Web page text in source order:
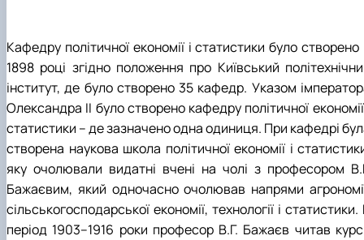
Кафедру політичної економії і статистики було створено
1898 році згідно положення про Київський
інститут, де було створено 35 кафедр. Указом
Олександра ІІ було створено кафедру політичної економії
статистики – де зазначено одна одиниця. При кафедрі
створена наукова школа політичної економії і
яку очолювали видатні вчені на чолі з професором
Бажаєвим, який одночасно очолював напрями
сільськогосподарської економії, технології і статистики.
період 1903–1916 роки професор В.Г. Бажаєв читав